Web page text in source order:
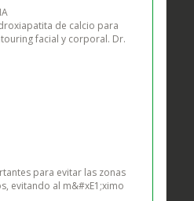
de calcio para
facial y corporal. Dr.
para evitar las zonas
evitando al m&#xE1;ximo